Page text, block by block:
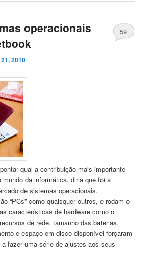
operacionais
2010
59
qual a contribuição mais importante
mundo da informática, diria que foi a
de sistemas operacionais.
“PCs” como quaisquer outros, e rodam o
características de hardware como o
de rede, tamanho das baterias,
e espaço em disco disponível forçaram
fazer uma série de ajustes aos seus